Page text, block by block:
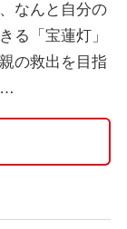
なんと自分の
る「宝蓮灯」
の救出を目指
…